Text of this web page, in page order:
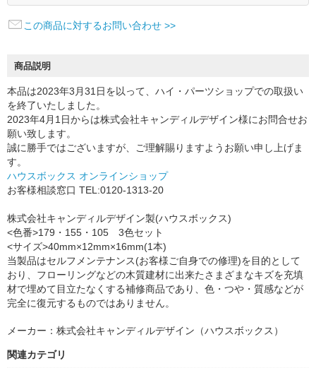
この商品に対するお問い合わせ >>
商品説明
本品は2023年3月31日を以って、ハイ・パーツショップでの取扱い
を終了いたしました。
2023年4月1日からは株式会社キャンディルデザイン様にお問合せお
願い致します。
誠に勝手ではございますが、ご理解賜りますようお願い申し上げま
す。
ハウスボックス オンラインショップ
お客様相談窓口 TEL:0120-1313-20
株式会社キャンディルデザイン製(ハウスボックス)
<色番>179・155・105 3色セット
<サイズ>40mm×12mm×16mm(1本)
当製品はセルフメンテナンス(お客様ご自身での修理)を目的として
おり、フローリングなどの木質建材に出来たさまざまなキズを充填
材で埋めて目立たなくする補修商品であり、色・つや・質感などが
完全に復元するものではありません。
メーカー：株式会社キャンディルデザイン（ハウスボックス）
関連カテゴリ